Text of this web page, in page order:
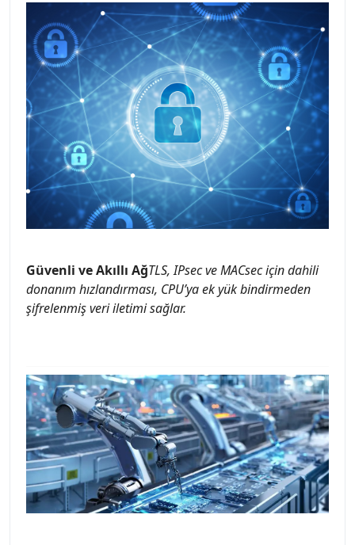
Güvenli ve Akıllı AğTLS, IPsec ve MACsec için dahili
donanım hızlandırması, CPU’ya ek yük bindirmeden
şifrelenmiş veri iletimi sağlar.